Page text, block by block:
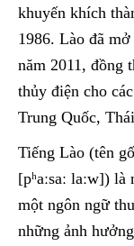
khuyến khích
1986. Lào đã
năm 2011, đồng
thủy điện cho
Trung Quốc,
Tiếng Lào (tên
[pʰaːsaː laːw])
một ngôn ngữ
những ảnh